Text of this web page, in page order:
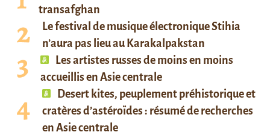
transafghan
Le festival de musique électronique Stihia
n’aura pas lieu au Karakalpakstan
Les artistes russes de moins en moins
accueillis en Asie centrale
Desert kites, peuplement préhistorique et
cratères d’astéroïdes : résumé de recherches
en Asie centrale